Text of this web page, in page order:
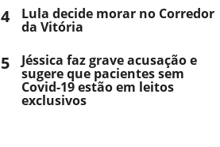
4 Lula decide morar no Corredor
da Vitória
5 Jéssica faz grave acusação e
sugere que pacientes sem
Covid-19 estão em leitos
exclusivos